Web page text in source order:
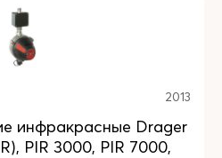
2013
инфракрасные Drager
PIR 3000, PIR 7000,